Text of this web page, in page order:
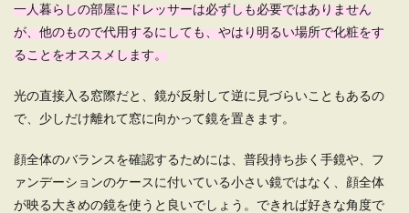
んとなくこん...
一人暮らしならインテリアはシンプル
に！すっきり部屋の作り方
プルでナチュラルな空間を目指しませんか？ シ
ン...
一人暮らしの部屋にドレッサーは必ずしも必要ではありません
が、他のもので代用するにしても、やはり明るい場所で化粧をす
ることをオススメします。
光の直接入る窓際だと、鏡が反射して逆に見づらいこともあるの
で、少しだけ離れて窓に向かって鏡を置きます。
顔全体のバランスを確認するためには、普段持ち歩く手鏡や、フ
ァンデーションのケースに付いている小さい鏡ではなく、顔全体
が映る大きめの鏡を使うと良いでしょう。できれば好きな角度で